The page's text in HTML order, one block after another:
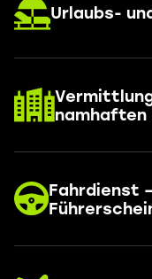
Urlaubs-
namhaften
Fahrdienst